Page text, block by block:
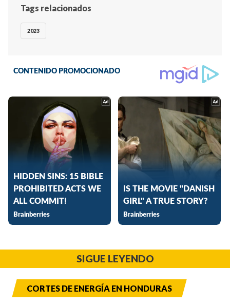
Tags relacionados
2023
SIGUE LEYENDO
CORTES DE ENERGÍA EN HONDURAS